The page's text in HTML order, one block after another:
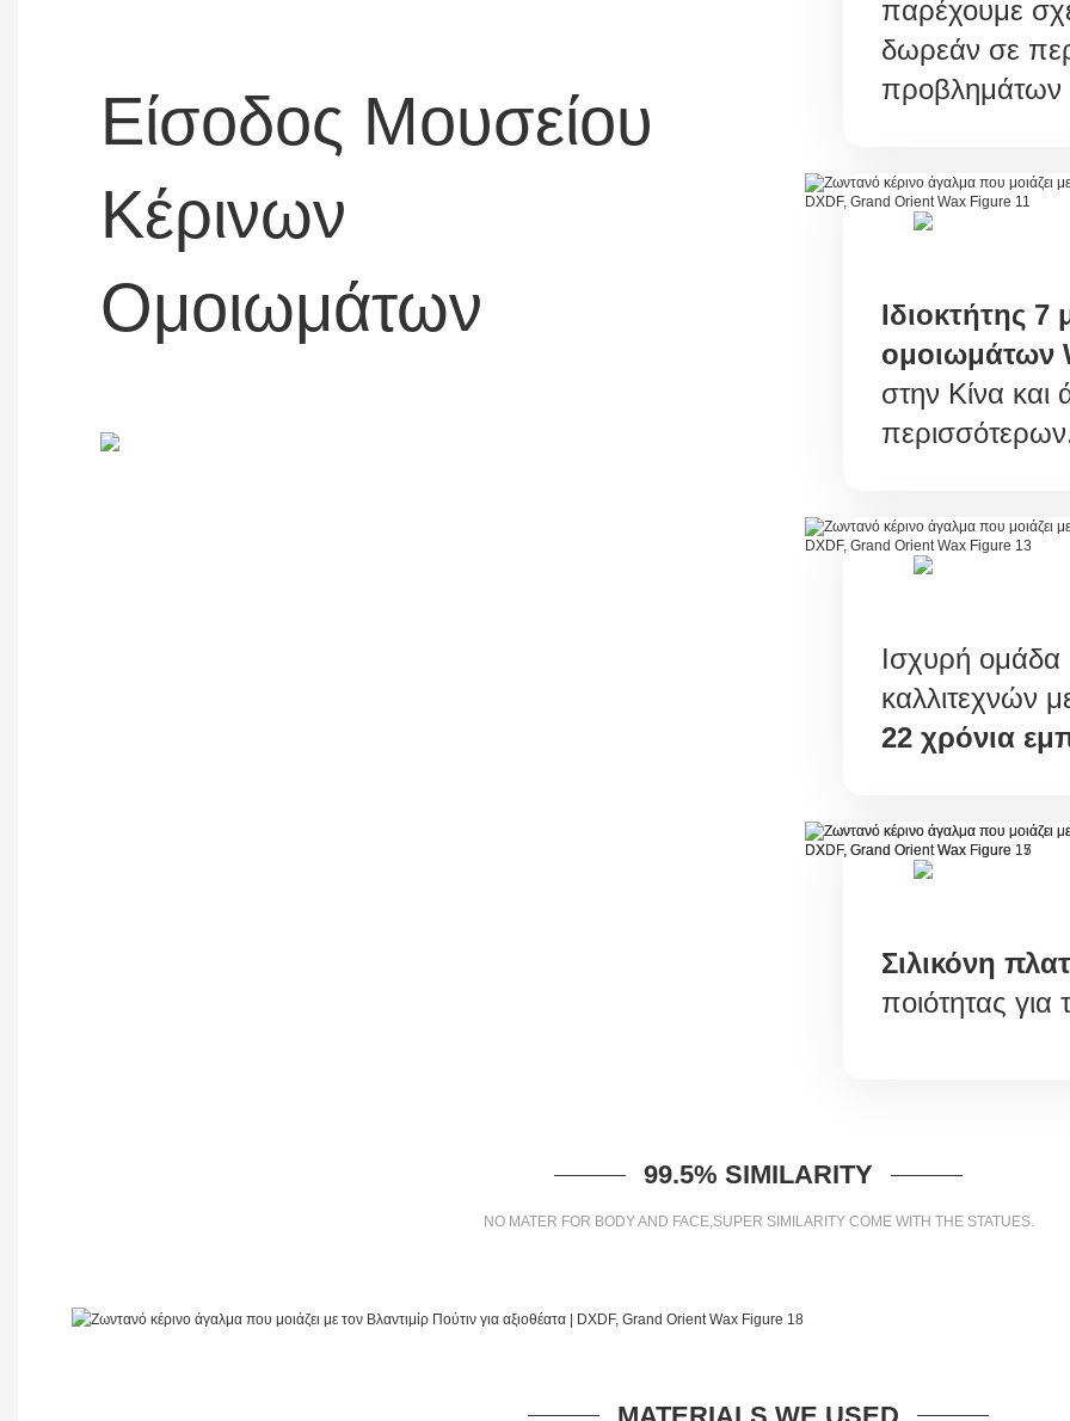
Είσοδος Μουσείου
Κέρινων
Ομοιωμάτων
παρέχουμε
δωρεάν σε
προβλημάτων
Ιδιοκτήτης
ομοιωμάτων
στην Κίνα και
Ισχυρή ομάδα
καλλιτεχνών
22 χρόνια
Σιλικόνη
ποιότητας για
99.5% SIMILARITY
NO MATER FOR BODY AND FACE,SUPER SIMILARITY COME WITH THE STATUES.